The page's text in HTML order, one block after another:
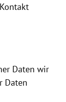
Daten wir
Daten